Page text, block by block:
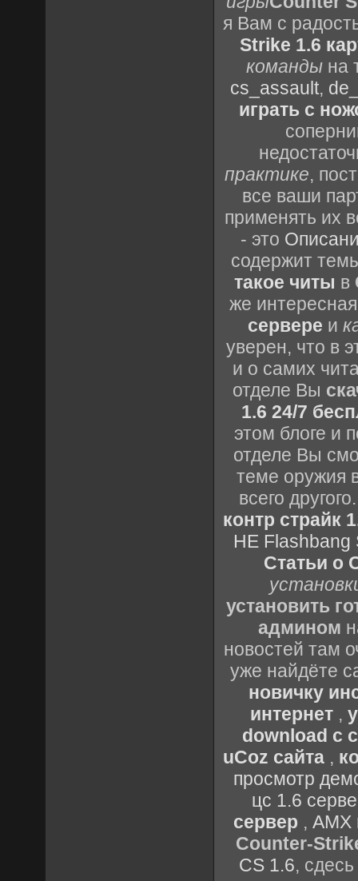
я Вам с
Strike 1.6
командына
cs_assault,
играть с
практике,
все ваши
применять их
- это
содержит
такое читы в
же
сервере и
уверен, что в
и о самих
отделе Вы
1.6 24/7
этом блоге и
отделе Вы
теме оружия
всего
контр страйк
HE Flashbang
Статьи о
установить
админом
новостей там
уже найдёте
новичку
интернет,
download с
uCoz сайта,
просмотр
цс 1.6
сервер , AMX
Counter-
CS 1.6,